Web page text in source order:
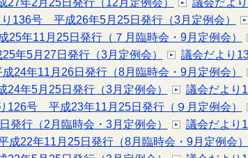
年2月25日発行（12月定例会）
議会だよ
136号 平成26年5月25日発行（3月定例会）
年11月25日発行（７月臨時会・9月定例会）
年5月27日発行（3月定例会）
議会だより
24年11月26日発行（8月臨時会・9月定例会）
年5月25日発行（3月定例会）
議会だより
126号 平成23年11月25日発行（９月定例会）
行（2月臨時会・3月定例会）
議会だより
22年11月25日発行（8月臨時会・9月定例会）